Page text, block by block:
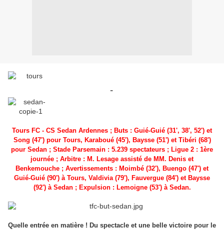
-
Tours FC - CS Sedan Ardennes ; Buts : Guié-Guié (31', 38', 52') et
Song (47') pour Tours, Karaboué (45'), Baysse (51') et Tibéri (68')
pour Sedan ; Stade Parsemain : 5.239 spectateurs ; Ligue 2 : 1ère
journée ; Arbitre : M. Lesage assisté de MM. Denis et
Benkemouche ; Avertissements : Moimbé (32'), Buengo (47') et
Guié-Guié (90') à Tours, Valdivia (79'), Fauvergue (84') et Baysse
(92') à Sedan ; Expulsion : Lemoigne (53') à Sedan.
Quelle entrée en matière ! Du spectacle et une belle victoire pour le